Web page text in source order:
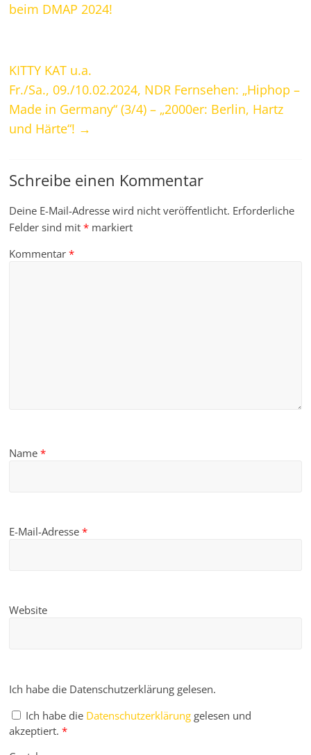
beim DMAP 2024!
KITTY KAT u.a.
Fr./Sa., 09./10.02.2024, NDR Fernsehen: „Hiphop –
Made in Germany“ (3/4) – „2000er: Berlin, Hartz
und Härte“! →
Schreibe einen Kommentar
Deine E-Mail-Adresse wird nicht veröffentlicht. Erforderliche
Felder sind mit* markiert
Kommentar*
Name*
E-Mail-Adresse*
Website
Ich habe die Datenschutzerklärung gelesen.
Ich habe die Datenschutzerklärung gelesen und
akzeptiert. *